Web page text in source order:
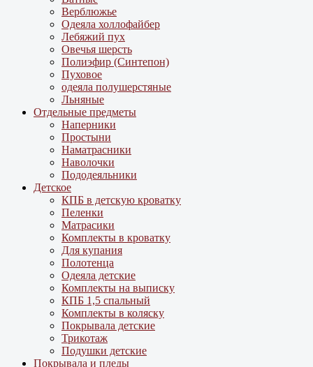
Верблюжье
Одеяла холлофайбер
Лебяжий пух
Овечья шерсть
Полиэфир (Синтепон)
Пуховое
одеяла полушерстяные
Льняные
Отдельные предметы
Наперники
Простыни
Наматрасники
Наволочки
Пододеяльники
Детское
КПБ в детскую кроватку
Пеленки
Матрасики
Комплекты в кроватку
Для купания
Полотенца
Одеяла детские
Комплекты на выписку
КПБ 1,5 спальный
Комплекты в коляску
Покрывала детские
Трикотаж
Подушки детские
Покрывала и пледы